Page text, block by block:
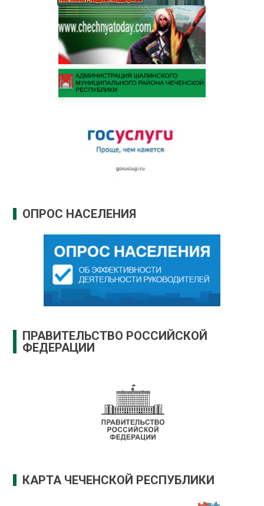
ОПРОС НАСЕЛЕНИЯ
ПРАВИТЕЛЬСТВО РОССИЙСКОЙ
ФЕДЕРАЦИИ
КАРТА ЧЕЧЕНСКОЙ РЕСПУБЛИКИ